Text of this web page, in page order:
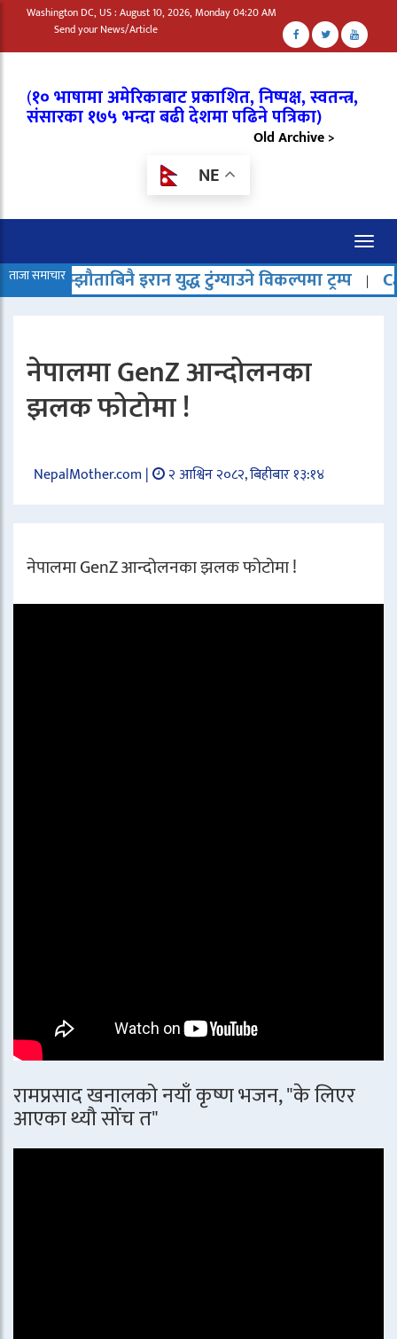
Washington DC, US : August 10, 2026, Monday 04:20 AM
Send your News/Article
(१० भाषामा अमेरिकाबाट प्रकाशित, निष्पक्ष, स्वतन्त्र,
संसारका १७५ भन्दा बढी देशमा पढिने पत्रिका)
Old Archive >
NE
ताजा समाचार
इरान युद्ध टुंग्याउने विकल्पमा ट्रम्प | Cartoon
नेपालमा GenZ आन्दोलनका
झलक फोटोमा !
NepalMother.com | २ आश्विन २०८२, बिहीबार १३:१४
नेपालमा GenZ आन्दोलनका झलक फोटोमा !
रामप्रसाद खनालको नयाँ कृष्ण भजन, "के लिएर
आएका थ्यौ सोंच त"